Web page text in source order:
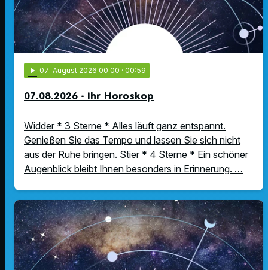
play_arrow 07. August 2026 00:00 · 00:59
07.08.2026 - Ihr Horoskop
Widder * 3 Sterne * Alles läuft ganz entspannt.
Genießen Sie das Tempo und lassen Sie sich nicht
aus der Ruhe bringen. Stier * 4 Sterne * Ein schöner
Augenblick bleibt Ihnen besonders in Erinnerung. …